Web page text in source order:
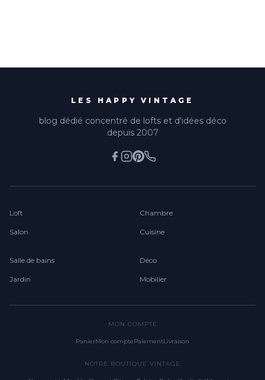
LES HAPPY VINTAGE
blog dédié concentré de lofts et d'idées déco
depuis 2007
Loft
Salon
Chambre
Cuisine
Salle de bains
Jardin
Déco
Mobilier
MON COMPTE
PanierMon comptePaiementLivraison
NOTRE BOUTIQUE VINTAGE